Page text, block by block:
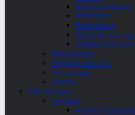
Stockschützen
Wandern
Badminton
Berichte zur
Festschrift
Baumpaten
Mitglied werden
Formulare
Archiv
Abteilungen
Fußball
Anpfiff